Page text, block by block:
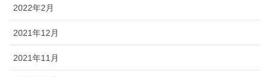
2022年2月
2021年12月
2021年11月